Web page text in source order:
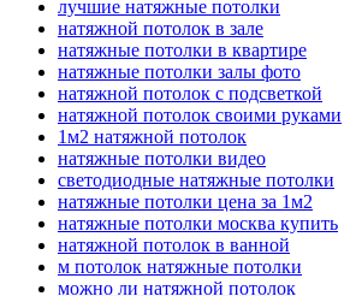
лучшие натяжные потолки
натяжной потолок в зале
натяжные потолки в квартире
натяжные потолки залы фото
натяжной потолок с подсветкой
натяжной потолок своими руками
1м2 натяжной потолок
натяжные потолки видео
светодиодные натяжные потолки
натяжные потолки цена за 1м2
натяжные потолки москва купить
натяжной потолок в ванной
м потолок натяжные потолки
можно ли натяжной потолок